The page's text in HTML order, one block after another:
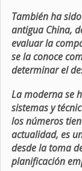
También ha
antigua China,
evaluar la
se la conoce
determinar el
La moderna se
sistemas y
los números
actualidad, es
desde la toma
planificación